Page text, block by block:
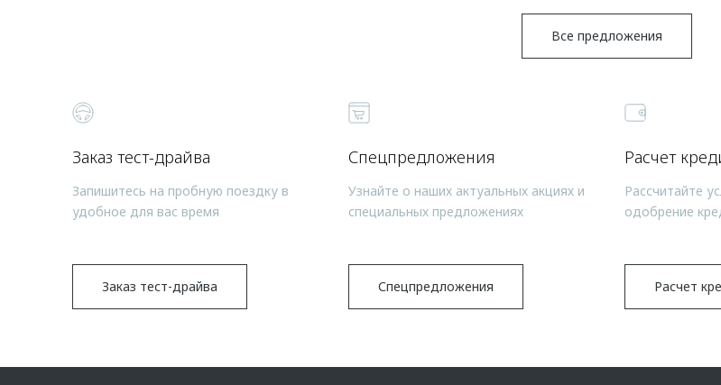
Все предложения
Заказ тест-драйва
Запишитесь на пробную поездку в
удобное для вас время
Заказ тест-драйва
Спецпредложения
Узнайте о наших актуальных акциях и
специальных предложениях
Спецпредложения
Расчет
Рассчитайте
одобрение
Расчет